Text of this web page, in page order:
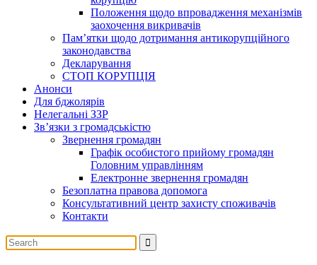
Положення щодо впровадження механізмів
заохочення викривачів
Пам’ятки щодо дотримання антикорупційного
законодавства
Декларування
СТОП КОРУПЦІЯ
Анонси
Для бджолярів
Нелегальні ЗЗР
Зв’язки з громадськістю
Звернення громадян
Графік особистого прийому громадян
Головним управлінням
Електронне звернення громадян
Безоплатна правова допомога
Консультативний центр захисту споживачів
Контакти